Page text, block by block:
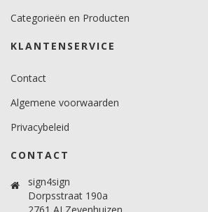
Categorieën en Producten
KLANTENSERVICE
Contact
Algemene voorwaarden
Privacybeleid
CONTACT
sign4sign
Dorpsstraat 190a